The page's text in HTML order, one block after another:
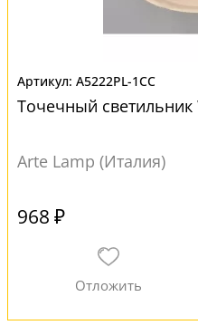
A5222PL-1CC
Точечный светильник
Arte Lamp (Италия)
968 ₽